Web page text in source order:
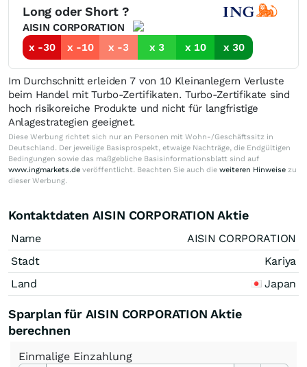
Long oder Short ?
AISIN CORPORATION
x -30
x -10 x -3 x 3 x 10 x 30
Im Durchschnitt erleiden 7 von 10 Kleinanlegern Verluste
beim Handel mit Turbo-Zertifikaten. Turbo-Zertifikate sind
hoch risikoreiche Produkte und nicht für langfristige
Anlagestrategien geeignet.
Diese Werbung richtet sich nur an Personen mit Wohn-/Geschäftssitz in
Deutschland. Der jeweilige Basisprospekt, etwaige Nachträge, die Endgültigen
Bedingungen sowie das maßgebliche Basisinformationsblatt sind auf
www.ingmarkets.de veröffentlicht. Beachten Sie auch die weiteren Hinweise zu
dieser Werbung.
Kontaktdaten AISIN CORPORATION Aktie
Name
AISIN CORPORATION
Stadt
Kariya
Land
Japan
Sparplan für AISIN CORPORATION Aktie
berechnen
Einmalige Einzahlung